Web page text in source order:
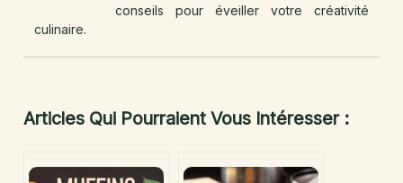
conseils pour éveiller votre créativité
culinaire.
Articles Qui Pourraient Vous Intéresser :